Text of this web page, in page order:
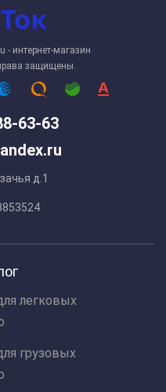
63-63
д.1
интернет-магазин
защищены.
легковых
грузовых